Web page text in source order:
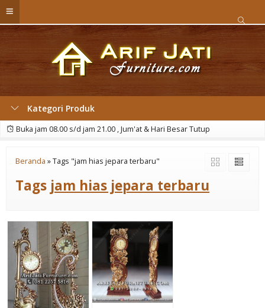
Kategori Produk
Buka jam 08.00 s/d jam 21.00 , Jum'at & Hari Besar Tutup
Beranda »Tags "jam hias jepara terbaru"
Tags jam hias jepara terbaru